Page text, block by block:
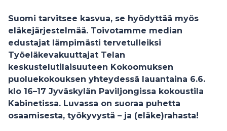
Suomi tarvitsee kasvua, se hyödyttää myös
eläkejärjestelmää. Toivotamme median
edustajat lämpimästi tervetulleiksi
Työeläkevakuuttajat Telan
keskustelutilaisuuteen Kokoomuksen
puoluekokouksen yhteydessä lauantaina 6.6.
klo 16–17 Jyväskylän Paviljongissa kokoustila
Kabinetissa. Luvassa on suoraa puhetta
osaamisesta, työkyvystä – ja (eläke)rahasta!